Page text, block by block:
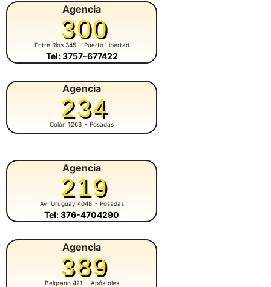
Agencia
300
Entre Ríos 345 - Puerto Libertad
Tel: 3757-677422
Agencia
234
Colón 1263 - Posadas
Agencia
219
Av. Uruguay 4048 - Posadas
Tel: 376-4704290
Agencia
389
Belgrano 421 - Apóstoles